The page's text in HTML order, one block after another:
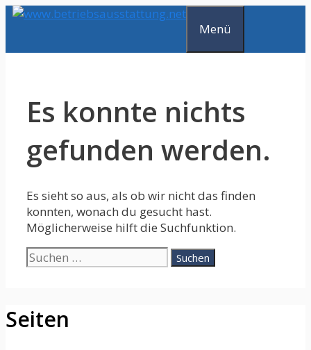
Zum
Menü
Es konnte nichts
gefunden werden.
Es sieht so aus, als ob wir nicht das finden
konnten, wonach du gesucht hast.
Möglicherweise hilft die Suchfunktion.
Suche
nach:
Seiten